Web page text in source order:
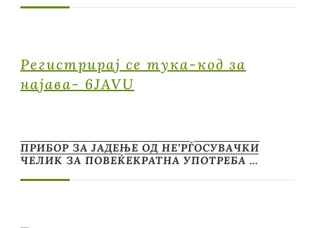
Регистрирај се тука-код за
најава- 6JAVU
ПРИБОР ЗА ЈАДЕЊЕ ОД НЕ’РЃОСУВАЧКИ
ЧЕЛИК ЗА ПОВЕЌЕКРАТНА УПОТРЕБА …